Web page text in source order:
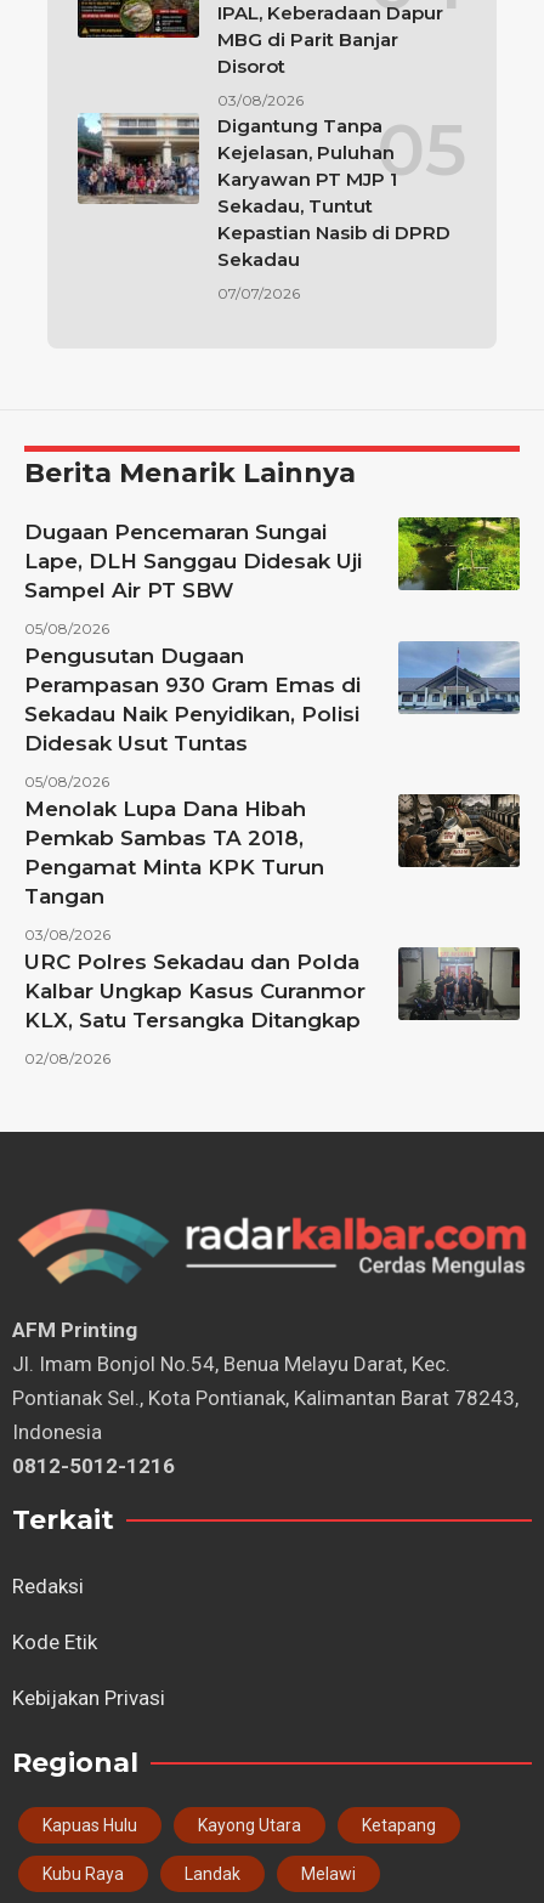
IPAL, Keberadaan Dapur
MBG di Parit Banjar
Disorot
03/08/2026
Digantung Tanpa
Kejelasan, Puluhan
Karyawan PT MJP 1
Sekadau, Tuntut
Kepastian Nasib di DPRD
Sekadau
07/07/2026
Berita Menarik Lainnya
Dugaan Pencemaran Sungai
Lape, DLH Sanggau Didesak Uji
Sampel Air PT SBW
05/08/2026
Pengusutan Dugaan
Perampasan 930 Gram Emas di
Sekadau Naik Penyidikan, Polisi
Didesak Usut Tuntas
05/08/2026
Menolak Lupa Dana Hibah
Pemkab Sambas TA 2018,
Pengamat Minta KPK Turun
Tangan
03/08/2026
URC Polres Sekadau dan Polda
Kalbar Ungkap Kasus Curanmor
KLX, Satu Tersangka Ditangkap
02/08/2026
AFM Printing
⁠Jl. Imam Bonjol No.54, Benua Melayu Darat, Kec.
Pontianak Sel., Kota Pontianak, Kalimantan Barat 78243,
Indonesia
0812-5012-1216
Terkait
Redaksi
Kode Etik
Kebijakan Privasi
Regional
Kapuas Hulu Kayong Utara Ketapang
Kubu Raya Landak Melawi